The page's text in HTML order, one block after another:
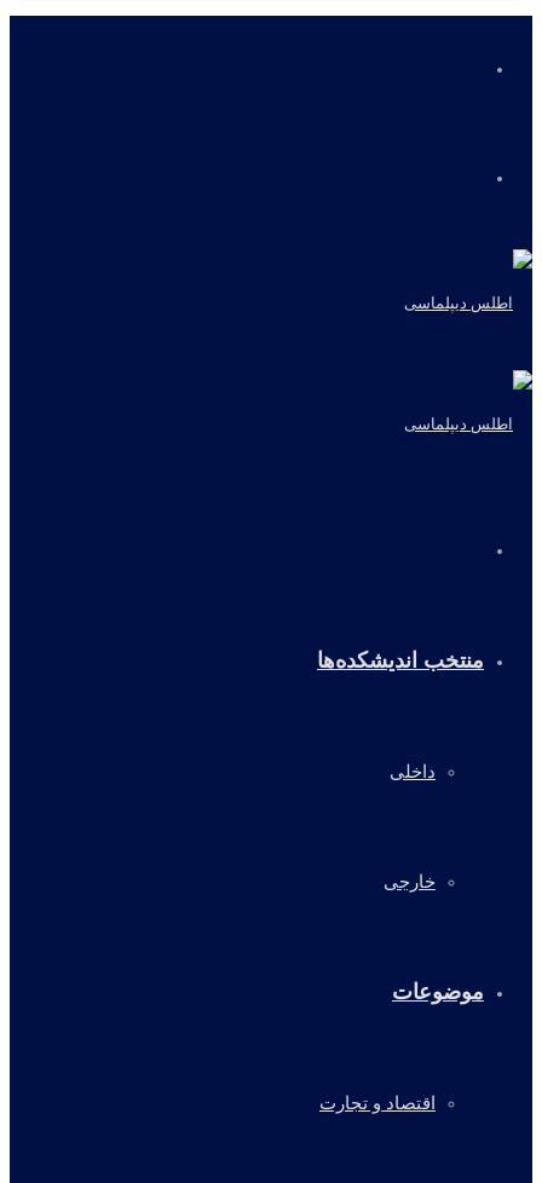
منتخب اندیشکده‌ها
داخلی
خارجی
موضوعات
اقتصاد و تجارت